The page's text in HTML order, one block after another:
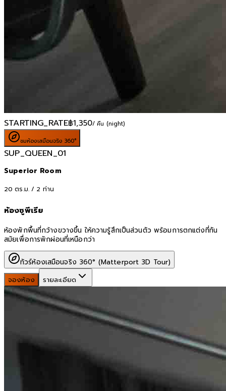
STARTING_RATE฿1,350/ คืน (night)
ชมห้องเสมือนจริง 360°
SUP_QUEEN_01
Superior Room
20 ตร.ม. / 2 ท่าน
ห้องซูพีเรีย
ห้องพักพื้นที่กว้างขวางขึ้น ให้ความรู้สึกเป็นส่วนตัว พร้อมการตกแต่งที่ทัน
สมัยเพื่อการพักผ่อนที่เหนือกว่า
ทัวร์ห้องเสมือนจริง 360° (Matterport 3D Tour)
จองห้อง
รายละเอียด